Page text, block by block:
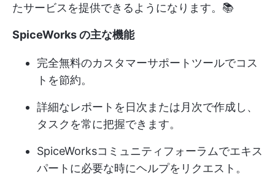
たサービスを提供できるようになります。📚
SpiceWorks の主な機能
完全無料のカスタマーサポートツールでコス
トを節約。
詳細なレポートを日次または月次で作成し、
タスクを常に把握できます。
SpiceWorksコミュニティフォーラムでエキス
パートに必要な時にヘルプをリクエスト。